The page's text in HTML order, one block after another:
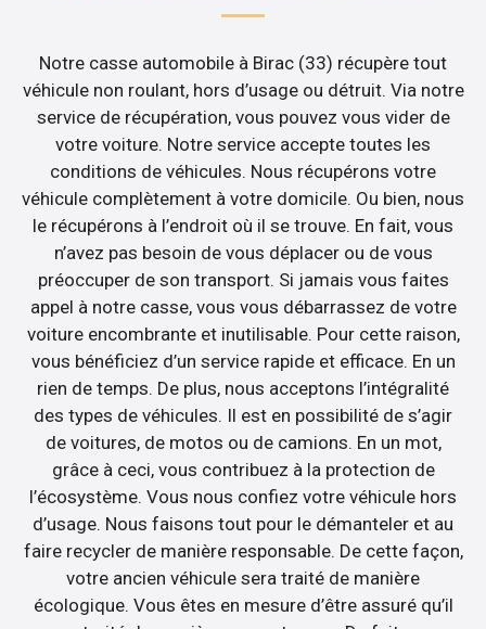
Notre casse automobile à Birac (33) récupère tout
véhicule non roulant, hors d’usage ou détruit. Via notre
service de récupération, vous pouvez vous vider de
votre voiture. Notre service accepte toutes les
conditions de véhicules. Nous récupérons votre
véhicule complètement à votre domicile. Ou bien, nous
le récupérons à l’endroit où il se trouve. En fait, vous
n’avez pas besoin de vous déplacer ou de vous
préoccuper de son transport. Si jamais vous faites
appel à notre casse, vous vous débarrassez de votre
voiture encombrante et inutilisable. Pour cette raison,
vous bénéficiez d’un service rapide et efficace. En un
rien de temps. De plus, nous acceptons l’intégralité
des types de véhicules. Il est en possibilité de s’agir
de voitures, de motos ou de camions. En un mot,
grâce à ceci, vous contribuez à la protection de
l’écosystème. Vous nous confiez votre véhicule hors
d’usage. Nous faisons tout pour le démanteler et au
faire recycler de manière responsable. De cette façon,
votre ancien véhicule sera traité de manière
écologique. Vous êtes en mesure d’être assuré qu’il